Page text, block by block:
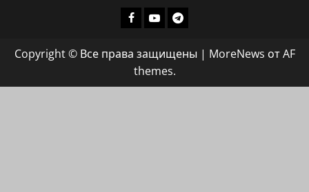
Facebook
ХАЙФАИНФО
YoutubeТелеграмм
Copyright © Все права защищены | MoreNews от AF
themes.